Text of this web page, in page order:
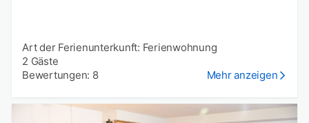
Art der Ferienunterkunft: Ferienwohnung
2 Gäste
Bewertungen: 8
Mehr anzeigen